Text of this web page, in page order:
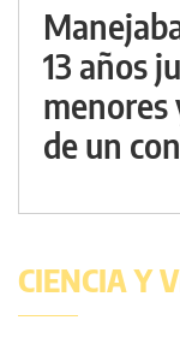
13 años
menores
de un
CIENCIA Y